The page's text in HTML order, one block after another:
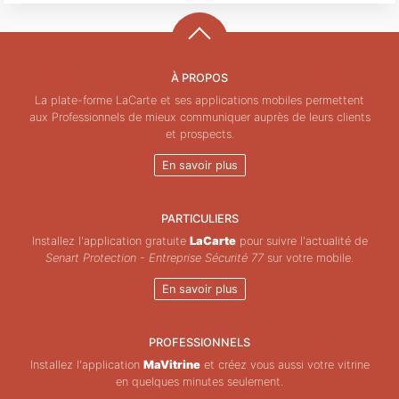
À PROPOS
La plate-forme LaCarte et ses applications mobiles permettent
aux Professionnels de mieux communiquer auprès de leurs clients
et prospects.
En savoir plus
PARTICULIERS
Installez l'application gratuite LaCartepour suivre l'actualité de
Senart Protection - Entreprise Sécurité 77 sur votre mobile.
En savoir plus
PROFESSIONNELS
Installez l'application MaVitrineet créez vous aussi votre vitrine
en quelques minutes seulement.